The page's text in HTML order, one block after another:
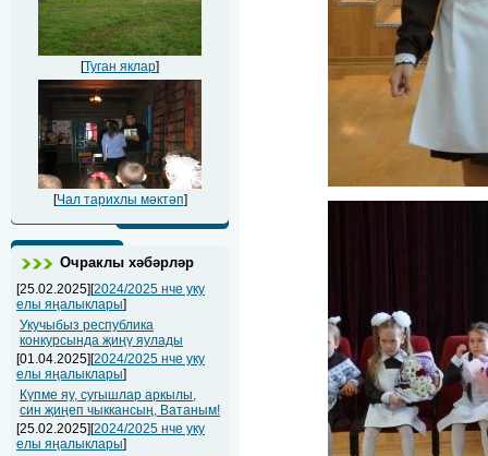
[Туган яклар]
[Чал тарихлы мәктәп]
Очраклы хәбәрләр
[25.02.2025][2024/2025 нче уку
елы яңалыклары]
Укучыбыз республика
конкурсында җиңү яулады
[01.04.2025][2024/2025 нче уку
елы яңалыклары]
Күпме яу, сугышлар аркылы,
син җиңеп чыккансың, Ватаным!
[25.02.2025][2024/2025 нче уку
елы яңалыклары]